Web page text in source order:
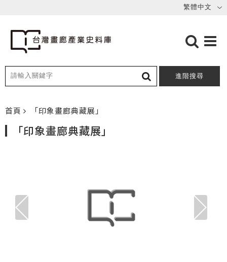
進階搜尋
首頁 「印象畫廊典藏展」
「印象畫廊典藏展」